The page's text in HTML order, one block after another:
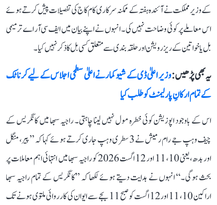
کے وزیر مملکت نے آئندہ ہفتہ کے ممکنہ سرکاری کام کاج کی تفصیلات پیش کرتے ہوئے
اس معاملے پر کوئی وضاحت نہیں کی۔ انہوں نے اپنے بیان میں ایف سی آر اے ترمیمی
بل یا خواتین کے ریزرویشن اور حلقہ بندی سے متعلق کسی بل کا ذکر نہیں کیا۔
یہ بھی پڑھیں :وزیر اعلیٰ ڈی کے شیوکمار نے اعلیٰ سطحی اجلاس کے لیے کرناٹک
کے تمام ارکانِ پارلیمنٹ کو طلب کیا
اس کے باوجود اپوزیشن کوئی خطرہ مول نہیں لینا چاہتی۔ راجیہ سبھا میں کانگریس کے
چیف وہپ جے رام رمیش نے 3 سطری وہپ جاری کرتے ہوئے کہا کہ ’’پیر، منگل
اور بدھ، یعنی 10، 11 اور 12 اگست 2026 کو راجیہ سبھا میں انتہائی اہم معاملات پر
بحث ہوگی۔‘‘ انہوں نے ہدایت دیتے ہوئے لکھا کہ ’’کانگریس کے تمام راجیہ سبھا
اراکین 10، 11 اور 12 اگست کو صبح 11 بجے سے ایوان کی کارروائی ملتوی ہونے تک